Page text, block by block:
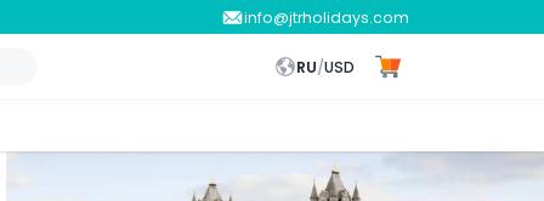
info@jtrholidays.com
RU/USD